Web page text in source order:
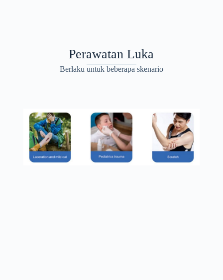
Perawatan Luka
Berlaku untuk beberapa skenario